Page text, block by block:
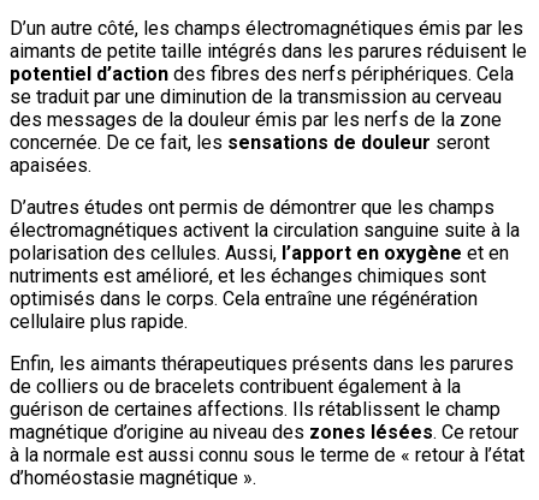
D’un autre côté, les champs électromagnétiques émis par les
aimants de petite taille intégrés dans les parures réduisent le
potentiel d’action des fibres des nerfs périphériques. Cela
se traduit par une diminution de la transmission au cerveau
des messages de la douleur émis par les nerfs de la zone
concernée. De ce fait, les sensations de douleur seront
apaisées.
D’autres études ont permis de démontrer que les champs
électromagnétiques activent la circulation sanguine suite à la
polarisation des cellules. Aussi, l’apport en oxygène et en
nutriments est amélioré, et les échanges chimiques sont
optimisés dans le corps. Cela entraîne une régénération
cellulaire plus rapide.
Enfin, les aimants thérapeutiques présents dans les parures
de colliers ou de bracelets contribuent également à la
guérison de certaines affections. Ils rétablissent le champ
magnétique d’origine au niveau des zones lésées. Ce retour
à la normale est aussi connu sous le terme de « retour à l’état
d’homéostasie magnétique ».